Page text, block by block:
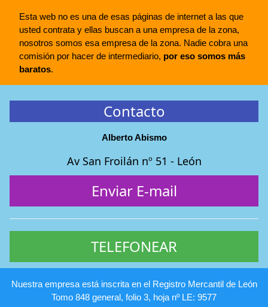
Esta web no es una de esas páginas de internet a las que
usted contrata y ellas buscan a una empresa de la zona,
nosotros somos esa empresa de la zona. Nadie cobra una
comisión por hacer de intermediario, por eso somos más
baratos.
Contacto
Alberto Abismo
Av San Froilán nº 51 - León
Enviar E-mail
TELEFONEAR
Nuestra empresa está inscrita en el Registro Mercantil de León
Tomo 848 general, folio 3, hoja nº LE: 9577